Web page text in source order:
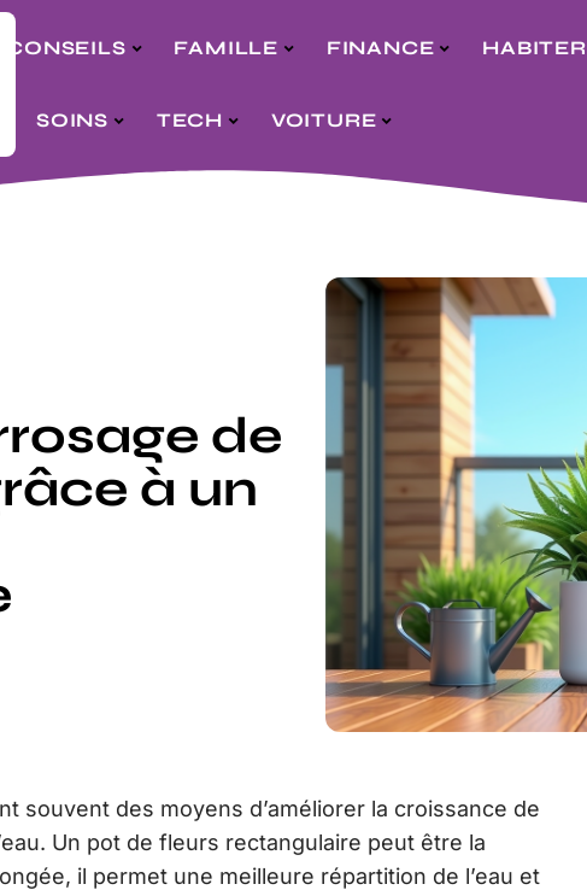
CONSEILS FAMILLE FINANCE HABITER
SOINS TECH VOITURE
de
à un
souvent des moyens d’améliorer la croissance de
Un pot de fleurs rectangulaire peut être la
il permet une meilleure répartition de l’eau et